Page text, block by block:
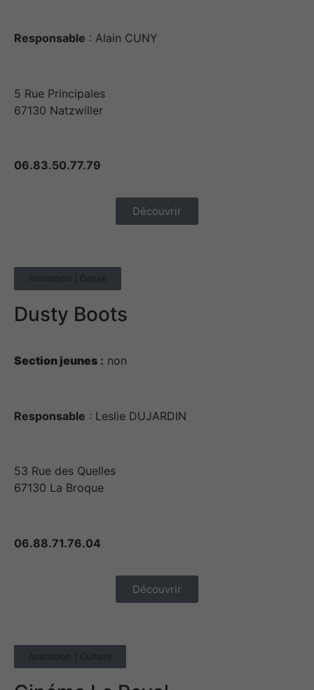
Responsable : Alain CUNY
5 Rue Principales
67130 Natzwiller
06.83.50.77.79
Découvrir
Animation | Danse
Dusty Boots
Section jeunes : non
Responsable : Leslie DUJARDIN
53 Rue des Quelles
67130 La Broque
06.88.71.76.04
Découvrir
Animation | Culture